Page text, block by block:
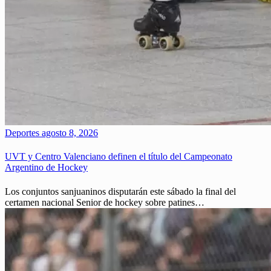
Deportes agosto 8, 2026
UVT y Centro Valenciano definen el título del Campeonato
Argentino de Hockey
Los conjuntos sanjuaninos disputarán este sábado la final del
certamen nacional Senior de hockey sobre patines…